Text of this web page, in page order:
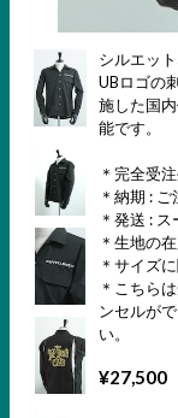
シルエッ
UBロゴの
施した国
能です。
＊完全受
＊納期 :
＊発送 :
＊生地の
＊サイズ
＊こちら
ンセルが
い。
¥27,500